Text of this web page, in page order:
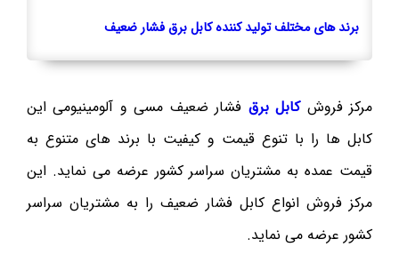
برند های مختلف تولید کننده کابل برق فشار ضعیف
مرکز فروشکابل برق فشار ضعیف مسی و آلومینیومی این
کابل ها را با تنوع قیمت و کیفیت با برند های متنوع به
قیمت عمده به مشتریان سراسر کشور عرضه می نماید. این
مرکز فروش انواع کابل فشار ضعیف را به مشتریان سراسر
کشور عرضه می نماید.